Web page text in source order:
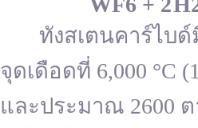
ทังสเตนคาร์ไบด์มี
จุดเดือดที่ 6,000 °C
และประมาณ 2600